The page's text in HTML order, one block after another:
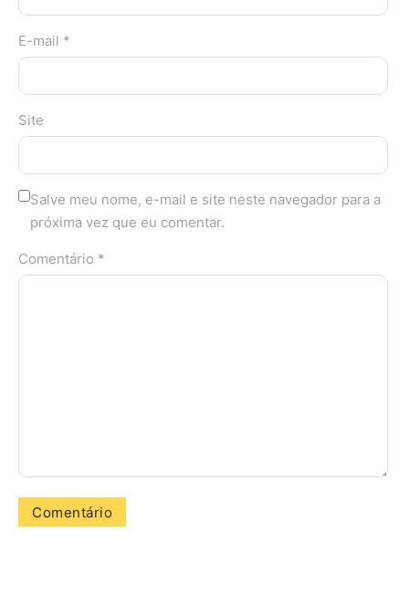
E-mail *
Site
Salve meu nome, e-mail e site neste navegador para a
próxima vez que eu comentar.
Comentário *